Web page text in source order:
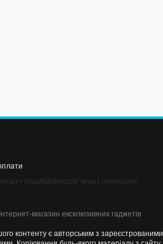
Інтернет-магазин ексклюзивних гаджетів
контенту є авторським з зареєстрованими